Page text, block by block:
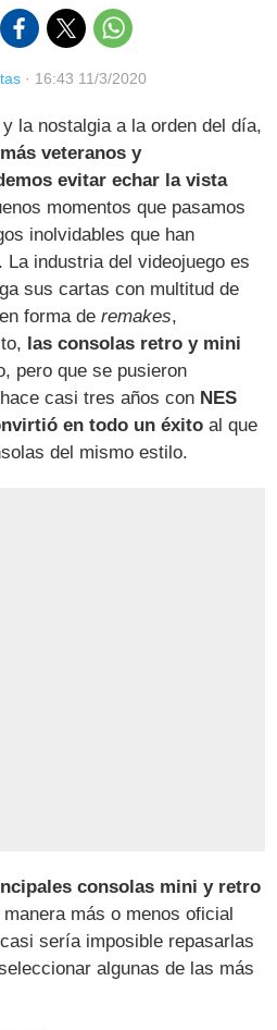
· 16:43 11/3/2020
la nostalgia a la orden del día,
veteranos y
evitar echar la vista
momentos que pasamos
inolvidables que han
industria del videojuego es
sus cartas con multitud de
forma deremakes,
las consolas retro y mini
pero que se pusieron
casi tres años con NES
en todo un éxito al que
del mismo estilo.
consolas mini y retro
más o menos oficial
sería imposible repasarlas
algunas de las más